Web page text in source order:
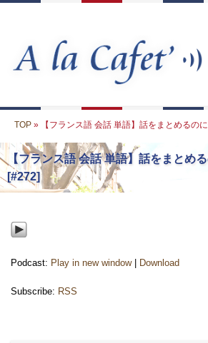
TOP » 【フランス語 会話 単語】話をまとめるの
【フランス語 会話 単語】話をまとめ
[#272]
Podcast: Play in new window| Download
Subscribe: RSS